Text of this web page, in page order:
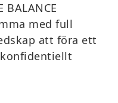
med full
att föra ett